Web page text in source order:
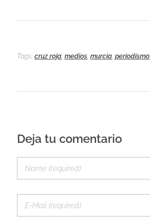
Tags: cruz roja medios murcia periodismo
Deja tu comentario